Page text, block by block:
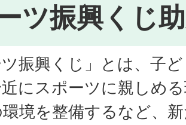
ツ振興くじ
ツ振興くじ」とは、子
にスポーツに親しめ
境を整備するなど、